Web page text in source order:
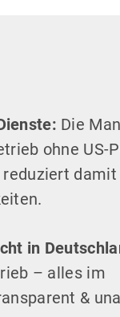
Die
ohne US-
in
– alles im
&